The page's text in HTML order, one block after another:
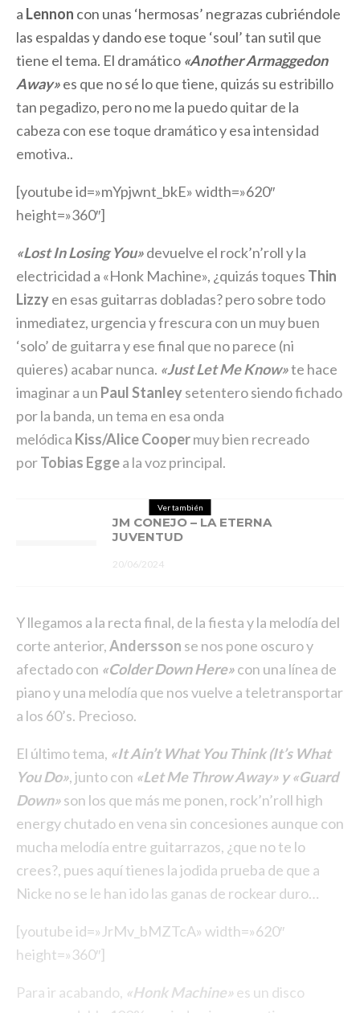
a Lennon con unas ‘hermosas’ negrazas cubriéndole
las espaldas y dando ese toque ‘soul’ tan sutil que
tiene el tema. El dramático «Another Armaggedon
Away»es que no sé lo que tiene, quizás su estribillo
tan pegadizo, pero no me la puedo quitar de la
cabeza con ese toque dramático y esa intensidad
emotiva..
[youtube id=»mYpjwnt_bkE» width=»620″
height=»360″]
«Lost In Losing You»devuelve el rock’n’roll y la
electricidad a «Honk Machine», ¿quizás toques Thin
Lizzyen esas guitarras dobladas? pero sobre todo
inmediatez, urgencia y frescura con un muy buen
‘solo’ de guitarra y ese final que no parece (ni
quieres) acabar nunca. «Just Let Me Know»te hace
imaginar a un Paul Stanleysetentero siendo fichado
por la banda, un tema en esa onda
melódica Kiss/Alice Coopermuy bien recreado
porTobias Eggea la voz principal.
Ver también
JM CONEJO – LA ETERNA
JUVENTUD
20/06/2024
Y llegamos a la recta final, de la fiesta y la melodía del
corte anterior,Andersson se nos pone oscuro y
afectado con «Colder Down Here»con una línea de
piano y una melodía que nos vuelve a teletransportar
a los 60’s. Precioso.
El último tema, «It Ain’t What You Think (It’s What
You Do», junto con «Let Me Throw Away» y «Guard
Down»son los que más me ponen, rock’n’roll high
energy chutado en vena sin concesiones aunque con
mucha melodía entre guitarrazos, ¿que no te lo
crees?, pues aquí tienes la jodida prueba de que a
Nicke no se le han ido las ganas de rockear duro…
[youtube id=»JrMv_bMZTcA» width=»620″
height=»360″]
Para ir acabando, «Honk Machine» es un disco